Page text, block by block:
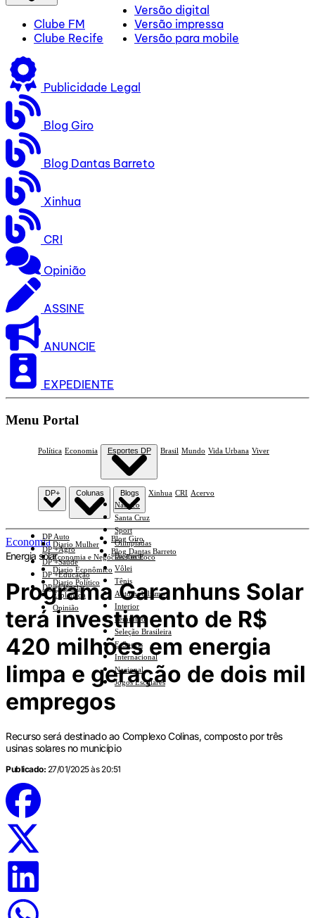
Clube FM
Clube Recife
Versão digital
Versão impressa
Versão para mobile
Publicidade Legal
Blog Giro
Blog Dantas Barreto
Xinhua
CRI
Opinião
ASSINE
ANUNCIE
EXPEDIENTE
Menu Portal
Política Economia Esportes DP
Náutico
Santa Cruz
Sport
Olimpíadas
Basquete
Vôlei
Tênis
Automobilismo
Interior
Feminino
Seleção Brasileira
E-Sports
Internacional
Nacional
Jogos Escolares
Brasil Mundo Vida Urbana Viver
DP+
DP Auto
DP +Agro
DP +Saúde
DP +Educação
DP +Ciências
Colunas
Diario Mulher
Economia e Negócios Em Foco
Diario Econômico
Diario Político
Esplanada
Opinião
Blogs
Blog Giro
Blog Dantas Barreto
Xinhua CRI Acervo
Economia
Energia solar
Programa Garanhuns Solar
terá investimento de R$
420 milhões em energia
limpa e geração de dois mil
empregos
Recurso será destinado ao Complexo Colinas, composto por três
usinas solares no município
Publicado: 27/01/2025 às 20:51